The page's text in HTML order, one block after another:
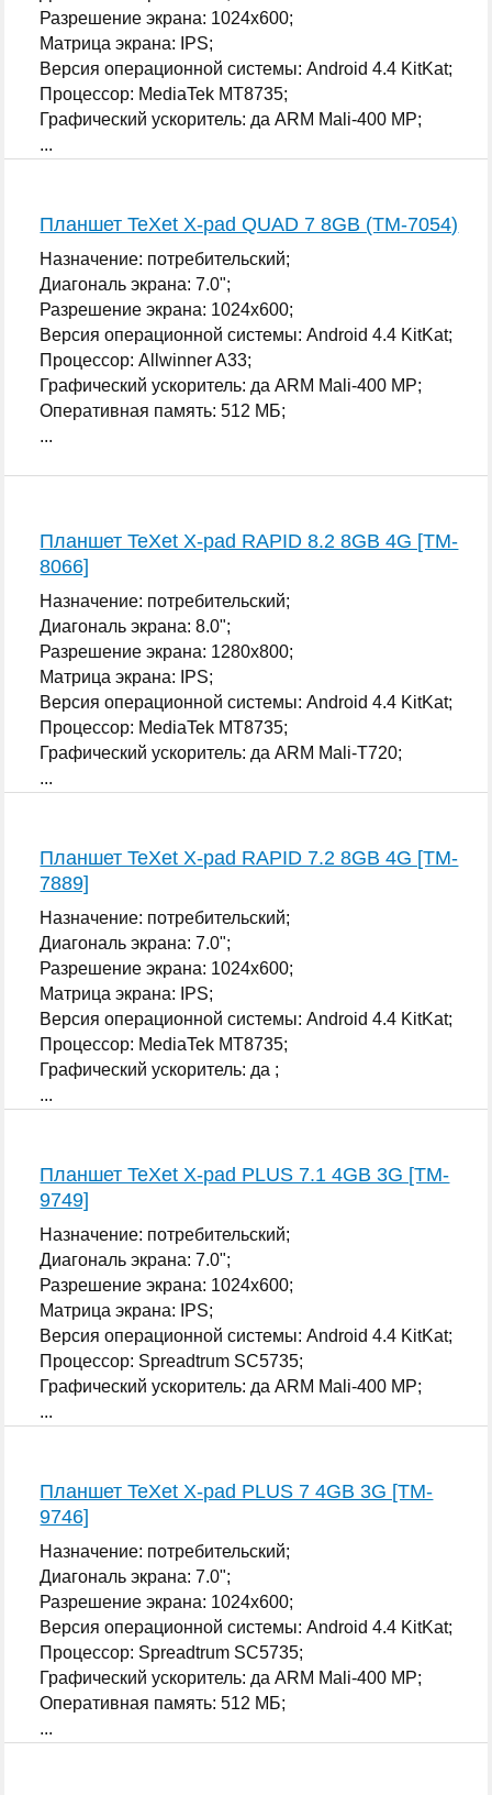
Разрешение экрана: 1024x600;
Матрица экрана: IPS;
Версия операционной системы: Android 4.4 KitKat;
Процессор: MediaTek MT8735;
Графический ускоритель: да ARM Mali-400 MP;
...
Планшет TeXet X-pad QUAD 7 8GB (TM-7054)
Назначение: потребительский;
Диагональ экрана: 7.0";
Разрешение экрана: 1024x600;
Версия операционной системы: Android 4.4 KitKat;
Процессор: Allwinner A33;
Графический ускоритель: да ARM Mali-400 MP;
Оперативная память: 512 МБ;
...
Планшет TeXet X-pad RAPID 8.2 8GB 4G [TM-
8066]
Назначение: потребительский;
Диагональ экрана: 8.0";
Разрешение экрана: 1280x800;
Матрица экрана: IPS;
Версия операционной системы: Android 4.4 KitKat;
Процессор: MediaTek MT8735;
Графический ускоритель: да ARM Mali-T720;
...
Планшет TeXet X-pad RAPID 7.2 8GB 4G [TM-
7889]
Назначение: потребительский;
Диагональ экрана: 7.0";
Разрешение экрана: 1024x600;
Матрица экрана: IPS;
Версия операционной системы: Android 4.4 KitKat;
Процессор: MediaTek MT8735;
Графический ускоритель: да ;
...
Планшет TeXet X-pad PLUS 7.1 4GB 3G [TM-
9749]
Назначение: потребительский;
Диагональ экрана: 7.0";
Разрешение экрана: 1024x600;
Матрица экрана: IPS;
Версия операционной системы: Android 4.4 KitKat;
Процессор: Spreadtrum SC5735;
Графический ускоритель: да ARM Mali-400 MP;
...
Планшет TeXet X-pad PLUS 7 4GB 3G [TM-
9746]
Назначение: потребительский;
Диагональ экрана: 7.0";
Разрешение экрана: 1024x600;
Версия операционной системы: Android 4.4 KitKat;
Процессор: Spreadtrum SC5735;
Графический ускоритель: да ARM Mali-400 MP;
Оперативная память: 512 МБ;
...